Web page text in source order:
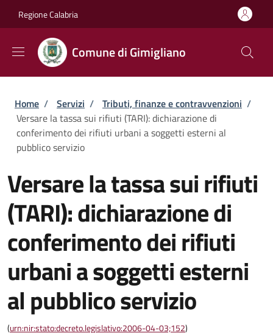
Regione Calabria
Comune di Gimigliano
Briciole di pane
Home / Servizi / Tributi, finanze e contravvenzioni /
Versare la tassa sui rifiuti (TARI): dichiarazione di
conferimento dei rifiuti urbani a soggetti esterni al
pubblico servizio
Versare la tassa sui rifiuti
(TARI): dichiarazione di
conferimento dei rifiuti
urbani a soggetti esterni
al pubblico servizio
(urn:nir:stato:decreto.legislativo:2006-04-03;152)